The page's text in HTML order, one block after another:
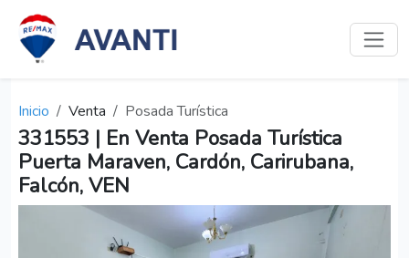
Inicio Venta Posada Turística
331553 | En Venta Posada Turística
Puerta Maraven, Cardón, Carirubana,
Falcón, VEN